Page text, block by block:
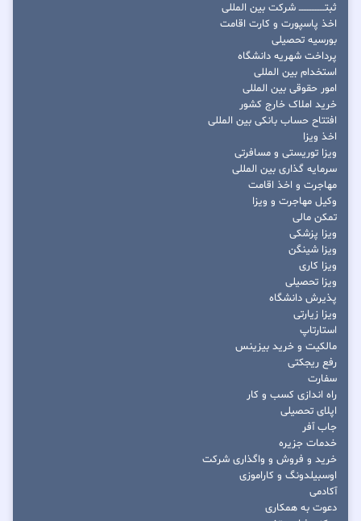
ثبتــــــــــــــــ شرکت بین المللی
اخذ پاسپورت و کارت اقامت
بورسیه تحصیلی
پرداخت شهریه دانشگاه
استخدام بین المللی
امور حقوقی بین المللی
خرید املاک خارج کشور
افتتاح حساب بانکی بین المللی
اخذ ویزا
ویزا توریستی و مسافرتی
سرمایه گذاری بین المللی
مهاجرت و اخذ اقامت
وکیل مهاجرت و ویزا
تمکن مالی
ویزا پزشکی
ویزا شینگن
ویزا کاری
ویزا تحصیلی
پذیرش دانشگاه
ویزا زیارتی
استارتاپ
مالکیت و خرید بیزینس
رفع ریجکتی
سفارت
راه اندازی کسب و کار
اپلای تحصیلی
جاب آفر
خدمات جزیره
خرید و فروش و واگذاری شرکت
اوسبیلدونگ و کاراموزی
آکادمی
دعوت به همکاری